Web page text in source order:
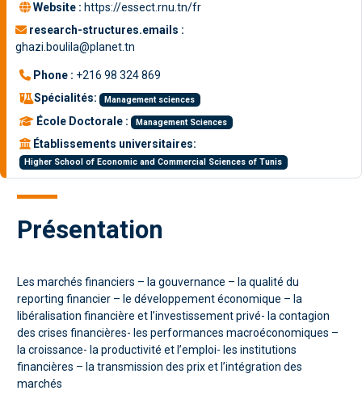
Website : https://essect.rnu.tn/fr
research-structures.emails :
ghazi.boulila@planet.tn
Phone : +216 98 324 869
Spécialités:
Management sciences
École Doctorale : Management Sciences
Établissements universitaires:
Higher School of Economic and Commercial Sciences of Tunis
Présentation
Les marchés financiers – la gouvernance – la qualité du
reporting financier – le développement économique – la
libéralisation financière et l’investissement privé- la contagion
des crises financières- les performances macroéconomiques –
la croissance- la productivité et l’emploi- les institutions
financières – la transmission des prix et l’intégration des
marchés